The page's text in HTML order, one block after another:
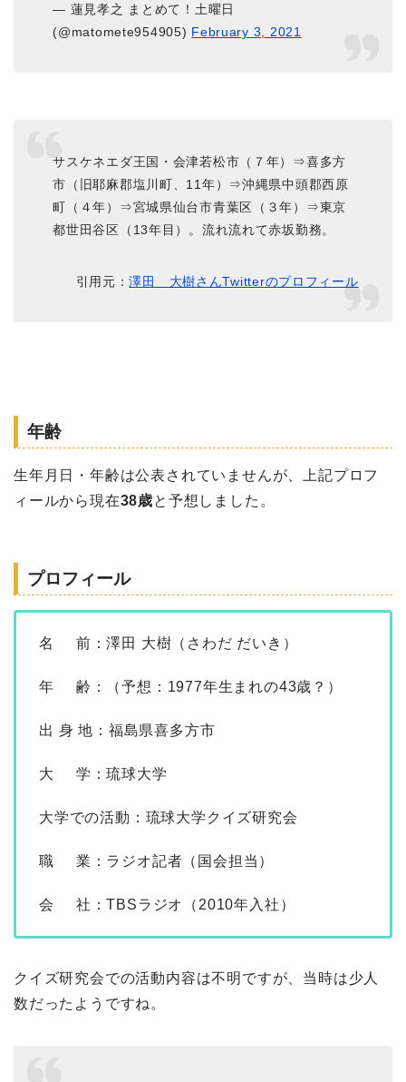
— 蓮見孝之 まとめて！土曜日
(@matomete954905) February 3, 2021
サスケネエダ王国・会津若松市（７年）⇒喜多方
市（旧耶麻郡塩川町、11年）⇒沖縄県中頭郡西原
町（４年）⇒宮城県仙台市青葉区（３年）⇒東京
都世田谷区（13年目）。流れ流れて赤坂勤務。
引用元：澤田 大樹さんTwitterのプロフィール
年齢
生年月日・年齢は公表されていませんが、上記プロフ
ィールから現在38歳と予想しました。
プロフィール
名 前：澤田 大樹（さわだ だいき）
年 齢：（予想：1977年生まれの43歳？）
出 身 地：福島県喜多方市
大 学：琉球大学
大学での活動：琉球大学クイズ研究会
職 業：ラジオ記者（国会担当）
会 社：TBSラジオ（2010年入社）
クイズ研究会での活動内容は不明ですが、当時は少人
数だったようですね。